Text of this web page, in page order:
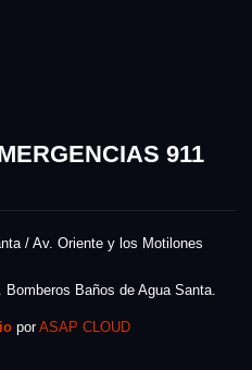
911
/ Av. Oriente y los Motilones
Baños de Agua Santa.
porASAP CLOUD